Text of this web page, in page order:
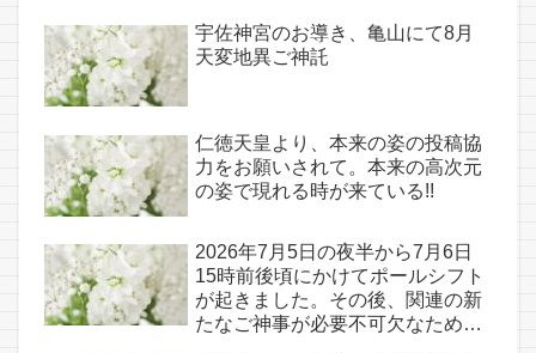
宇佐神宮のお導き、亀山にて8月
天変地異ご神託
仁徳天皇より、本来の姿の投稿協
力をお願いされて。本来の高次元
の姿で現れる時が来ている!!
2026年7月5日の夜半から7月6日
15時前後頃にかけてポールシフト
が起きました。その後、関連の新
たなご神事が必要不可欠なため、